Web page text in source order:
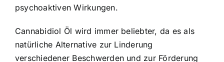
psychoaktiven Wirkungen.
Cannabidiol Öl wird immer beliebter, da es als
natürliche Alternative zur Linderung
verschiedener Beschwerden und zur Förderung